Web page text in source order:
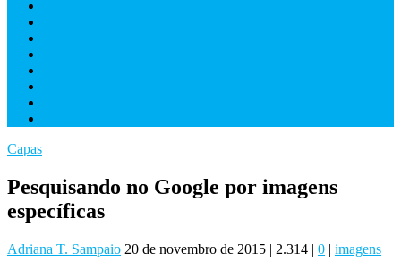
Capas
Pesquisando no Google por imagens
específicas
Adriana T. Sampaio 20 de novembro de 2015 | 2.314 | 0 | imagens